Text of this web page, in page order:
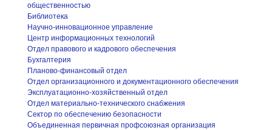
общественностью
Библиотека
Научно-инновационное управление
Центр информационных технологий
Отдел правового и кадрового обеспечения
Бухгалтерия
Планово-финансовый отдел
Отдел организационного и документационного обеспечения
Эксплуатационно-хозяйственный отдел
Отдел материально-технического снабжения
Сектор по обеспечению безопасности
Объединенная первичная профсоюзная организация